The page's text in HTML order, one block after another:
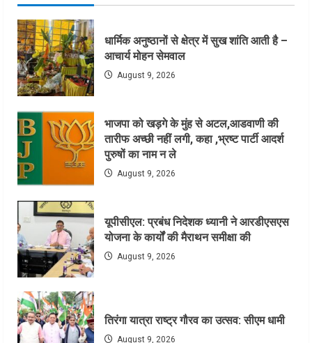
धार्मिक अनुष्ठानों से क्षेत्र में सुख शांति आती है –
आचार्य मोहन सेमवाल
August 9, 2026
भाजपा को खड़गे के मुंह से अटल,आडवाणी की
तारीफ अच्छी नहीं लगी, कहा ,भ्रष्ट पार्टी आदर्श
पुरुषों का नाम न ले
August 9, 2026
यूपीसीएल: प्रबंध निदेशक ध्यानी ने आरडीएसएस
योजना के कार्यों की मैराथन समीक्षा की
August 9, 2026
तिरंगा यात्रा राष्ट्र गौरव का उत्सव: सीएम धामी
August 9, 2026